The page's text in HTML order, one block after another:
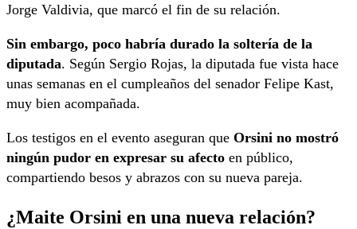
Jorge Valdivia, que marcó el fin de su relación.
Sin embargo, poco habría durado la soltería de la
diputada. Según Sergio Rojas, la diputada fue vista hace
unas semanas en el cumpleaños del senador Felipe Kast,
muy bien acompañada.
Los testigos en el evento aseguran que Orsini no mostró
ningún pudor en expresar su afecto en público,
compartiendo besos y abrazos con su nueva pareja.
¿Maite Orsini en una nueva relación?